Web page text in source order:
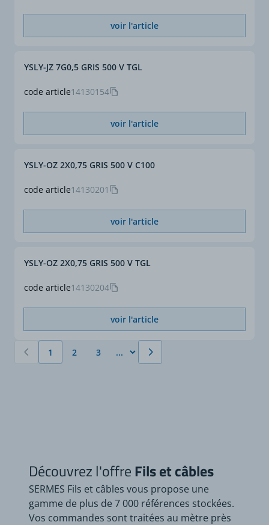
voir l'article
code article14130154
YSLY-JZ 7G0,5 GRIS 500 V TGL
voir l'article
code article14130201
YSLY-OZ 2X0,75 GRIS 500 V C100
voir l'article
code article14130204
YSLY-OZ 2X0,75 GRIS 500 V TGL
voir l'article
Vous lisez actuellement la page
1 Page
2 Page
3
Découvrez l'offreFils et câbles
SERMES Fils et câbles vous propose une
gamme de plus de 7 000 références stockées.
Vos commandes sont traitées au mètre près